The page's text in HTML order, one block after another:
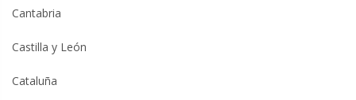
Cantabria
Castilla y León
Cataluña